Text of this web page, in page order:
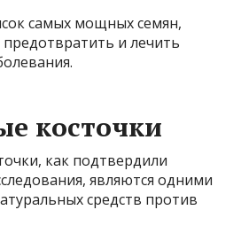
самых мощных семян,
и лечить
косточки
как подтвердили
являются одними
средств против